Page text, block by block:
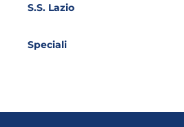
S.S. Lazio
Speciali